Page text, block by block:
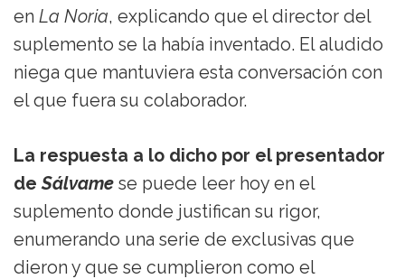
en La Noria, explicando que el director del
suplemento se la había inventado. El aludido
niega que mantuviera esta conversación con
el que fuera su colaborador.
La respuesta a lo dicho por el presentador
de Sálvame se puede leer hoy en el
suplemento donde justifican su rigor,
enumerando una serie de exclusivas que
dieron y que se cumplieron como el